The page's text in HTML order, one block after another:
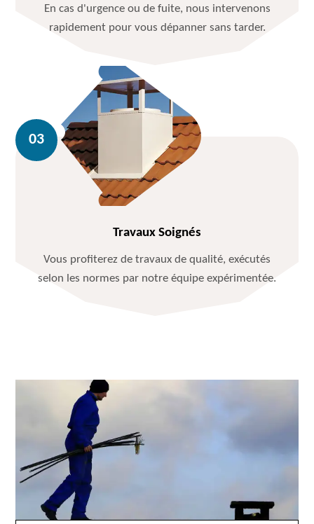
En cas d'urgence ou de fuite, nous intervenons
rapidement pour vous dépanner sans tarder.
Travaux Soignés
Vous profiterez de travaux de qualité, exécutés
selon les normes par notre équipe expérimentée.